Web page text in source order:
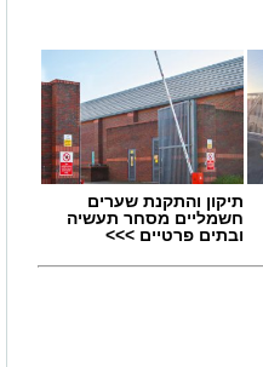
תיקון והתקנת שערים
חשמליים מסחר תעשיה
ובתים פרטיים >>>